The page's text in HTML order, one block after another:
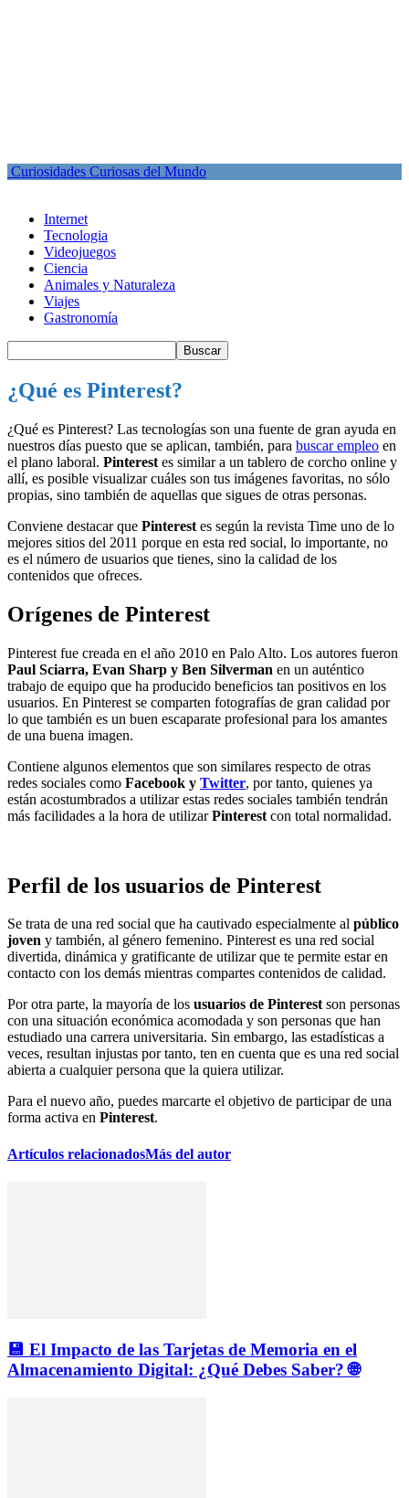
Curiosidades Curiosas del Mundo
Internet
Tecnologia
Videojuegos
Ciencia
Animales y Naturaleza
Viajes
Gastronomía
¿Qué es Pinterest?
¿Qué es Pinterest? Las tecnologías son una fuente de gran ayuda en
nuestros días puesto que se aplican, también, para buscar empleo en
el plano laboral. Pinterest es similar a un tablero de corcho online y
allí, es posible visualizar cuáles son tus imágenes favoritas, no sólo
propias, sino también de aquellas que sigues de otras personas.
Conviene destacar que Pinterest es según la revista Time uno de lo
mejores sitios del 2011 porque en esta red social, lo importante, no
es el número de usuarios que tienes, sino la calidad de los
contenidos que ofreces.
Orígenes de Pinterest
Pinterest fue creada en el año 2010 en Palo Alto. Los autores fueron
Paul Sciarra, Evan Sharp y Ben Silverman en un auténtico
trabajo de equipo que ha producido beneficios tan positivos en los
usuarios. En Pinterest se comparten fotografías de gran calidad por
lo que también es un buen escaparate profesional para los amantes
de una buena imagen.
Contiene algunos elementos que son similares respecto de otras
redes sociales como Facebook y Twitter, por tanto, quienes ya
están acostumbrados a utilizar estas redes sociales también tendrán
más facilidades a la hora de utilizarPinterest con total normalidad.
Perfil de los usuarios de Pinterest
Se trata de una red social que ha cautivado especialmente al público
joven y también, al género femenino. Pinterest es una red social
divertida, dinámica y gratificante de utilizar que te permite estar en
contacto con los demás mientras compartes contenidos de calidad.
Por otra parte, la mayoría de los usuarios de Pinterestson personas
con una situación económica acomodada y son personas que han
estudiado una carrera universitaria. Sin embargo, las estadísticas a
veces, resultan injustas por tanto, ten en cuenta que es una red social
abierta a cualquier persona que la quiera utilizar.
Para el nuevo año, puedes marcarte el objetivo de participar de una
forma activa en Pinterest.
Artículos relacionadosMás del autor
💾 El Impacto de las Tarjetas de Memoria en el
Almacenamiento Digital: ¿Qué Debes Saber? 🌐